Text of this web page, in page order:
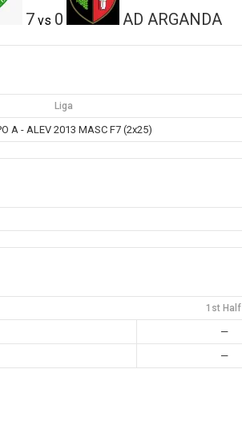
7 vs 0 AD ARGANDA
Liga
A - ALEV 2013 MASC F7 (2x25)
1st Half
—
—